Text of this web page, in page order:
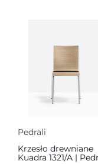
Pedrali
Krzesło drewniane
Kuadra 1321/A |